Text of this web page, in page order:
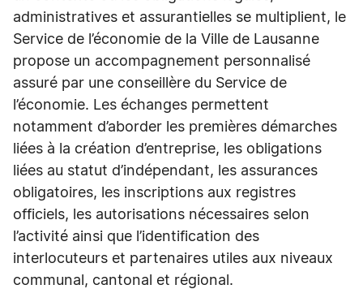
administratives et assurantielles se multiplient, le
Service de l’économie de la Ville de Lausanne
propose un accompagnement personnalisé
assuré par une conseillère du Service de
l’économie. Les échanges permettent
notamment d’aborder les premières démarches
liées à la création d’entreprise, les obligations
liées au statut d’indépendant, les assurances
obligatoires, les inscriptions aux registres
officiels, les autorisations nécessaires selon
l’activité ainsi que l’identification des
interlocuteurs et partenaires utiles aux niveaux
communal, cantonal et régional.